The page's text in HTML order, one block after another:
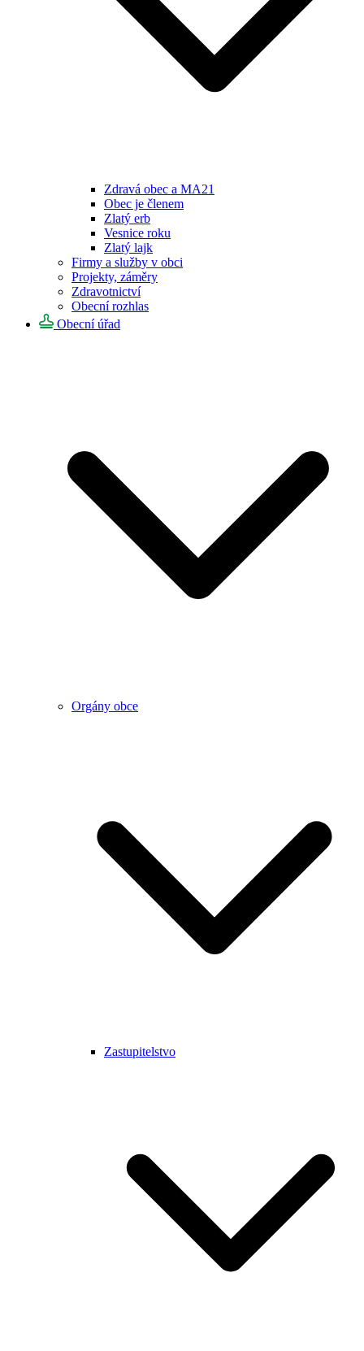
Zdravá obec a MA21
Obec je členem
Zlatý erb
Vesnice roku
Zlatý lajk
Firmy a služby v obci
Projekty, záměry
Zdravotnictví
Obecní rozhlas
Obecní úřad
Orgány obce
Zastupitelstvo